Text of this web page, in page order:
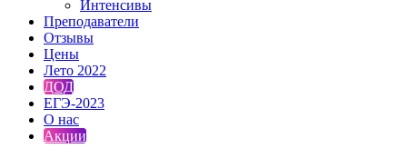
Интенсивы
Преподаватели
Отзывы
Цены
Лето 2022
ДОД
ЕГЭ-2023
О нас
Акции